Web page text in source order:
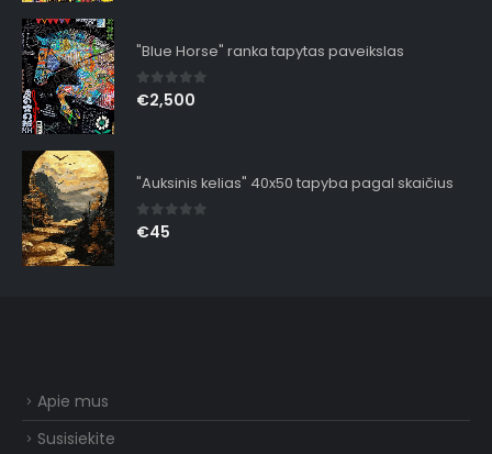
"Blue Horse" ranka tapytas paveikslas
0out of 5
€2,500
"Auksinis kelias" 40x50 tapyba pagal skaičius
0out of 5
€45
Apie mus
Susisiekite